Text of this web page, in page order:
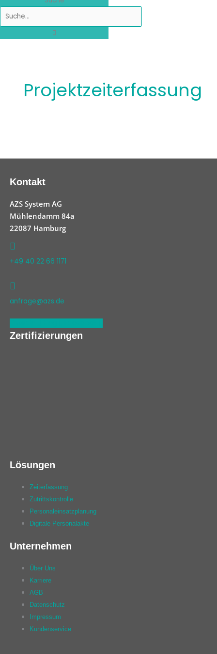
Projektzeiterfassung
Kontakt
AZS System AG
Mühlendamm 84a
22087 Hamburg
+49 40 22 66 1171
anfrage@azs.de
Zertifizierungen
Lösungen
Zeiterfassung
Zutrittskontrolle
Personaleinsatzplanung
Digitale Personalakte
Unternehmen
Über Uns
Karriere
AGB
Datenschutz
Impressum
Kundenservice